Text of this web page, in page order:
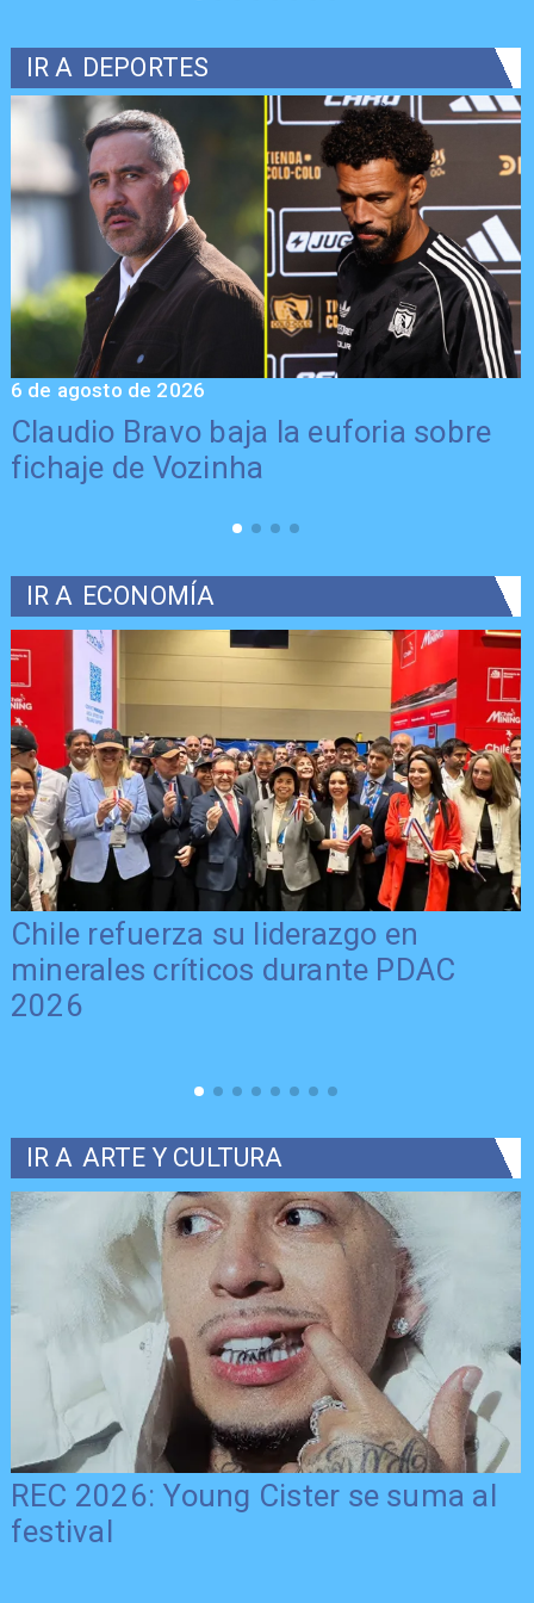
IR A DEPORTES
Claudio Bravo baja la euforia sobre
fichaje de Vozinha
6 de agosto de 2026
IR A ECONOMÍA
Chile refuerza su liderazgo en
minerales críticos durante PDAC
2026
IR A ARTE Y CULTURA
REC 2026: Young Cister se suma al
festival